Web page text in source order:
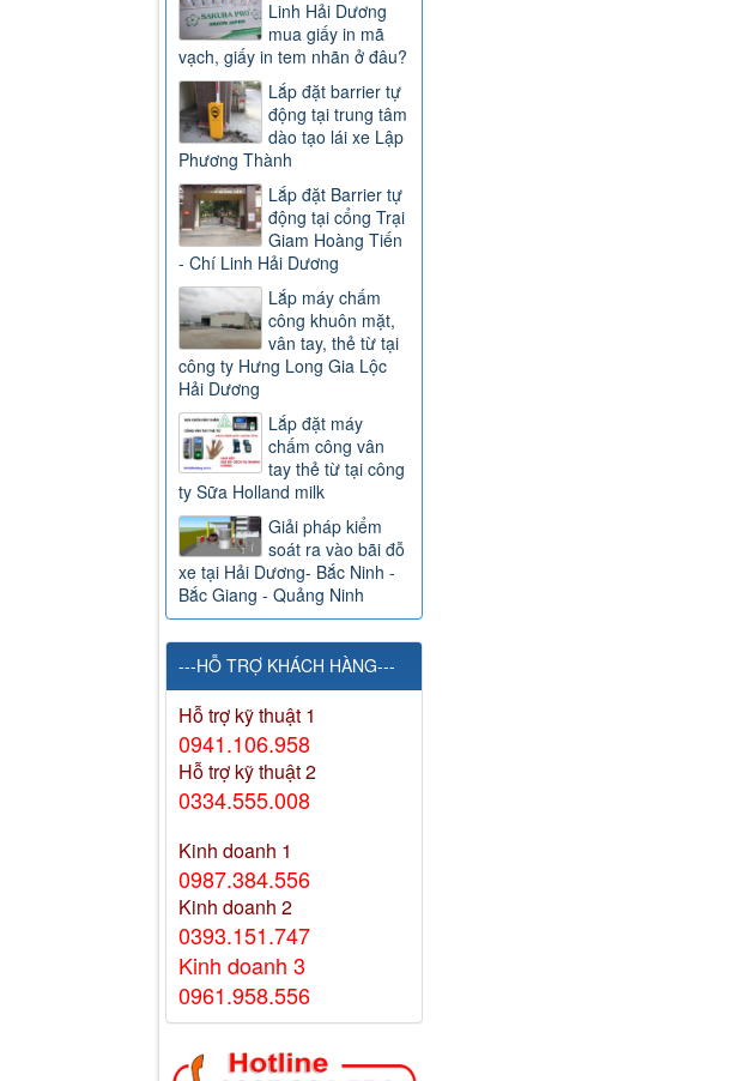
Linh Hải Dương
mua giấy in mã
vạch, giấy in tem nhãn ở đâu?
Lắp đặt barrier tự
động tại trung tâm
dào tạo lái xe Lập
Phương Thành
Lắp đặt Barrier tự
động tại cổng Trại
Giam Hoàng Tiến
- Chí Linh Hải Dương
Lắp máy chấm
công khuôn mặt,
vân tay, thẻ từ tại
công ty Hưng Long Gia Lộc
Hải Dương
Lắp đặt máy
chấm công vân
tay thẻ từ tại công
ty Sữa Holland milk
Giải pháp kiểm
soát ra vào bãi đỗ
xe tại Hải Dương- Bắc Ninh -
Bắc Giang - Quảng Ninh
---HỖ TRỢ KHÁCH HÀNG---
Hỗ trợ kỹ thuật 1
0941.106.958
Hỗ trợ kỹ thuật 2
0334.555.008
Kinh doanh 1
0987.384.556
Kinh doanh 2
0393.151.747
Kinh doanh 3
0961.958.556